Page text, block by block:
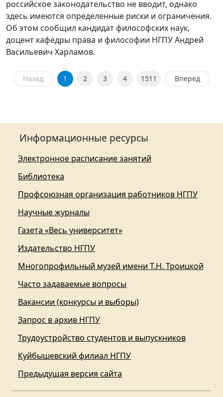
российское законодательство не вводит, однако
здесь имеются определенные риски и ограничения.
Об этом сообщил кандидат философских наук,
доцент кафедры права и философии НГПУ Андрей
Васильевич Харламов.
Назад 1 2 3 4 1511 Вперед
Информационные ресурсы
Электронное расписание занятий
Библиотека
Профсоюзная организация работников НГПУ
Научные журналы
Газета «Весь университет»
Издательство НГПУ
Многопрофильный музей имени Т.Н. Троицкой
Часто задаваемые вопросы
Вакансии (конкурсы и выборы)
Запрос в архив НГПУ
Трудоустройство студентов и выпускников
Куйбышевский филиал НГПУ
Предыдущая версия сайта